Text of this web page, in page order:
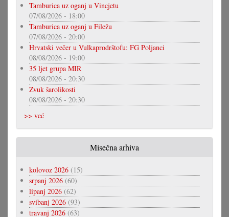
Tamburica uz oganj u Vincjetu
07/08/2026 - 18:00
Tamburica uz oganj u Filežu
07/08/2026 - 20:00
Hrvatski večer u Vulkaprodrštofu: FG Poljanci
08/08/2026 - 19:00
35 ljet grupa MIR
08/08/2026 - 20:30
Zvuk šarolikosti
08/08/2026 - 20:30
>> već
Misečna arhiva
kolovoz 2026 (15)
srpanj 2026 (60)
lipanj 2026 (62)
svibanj 2026 (93)
travanj 2026 (63)